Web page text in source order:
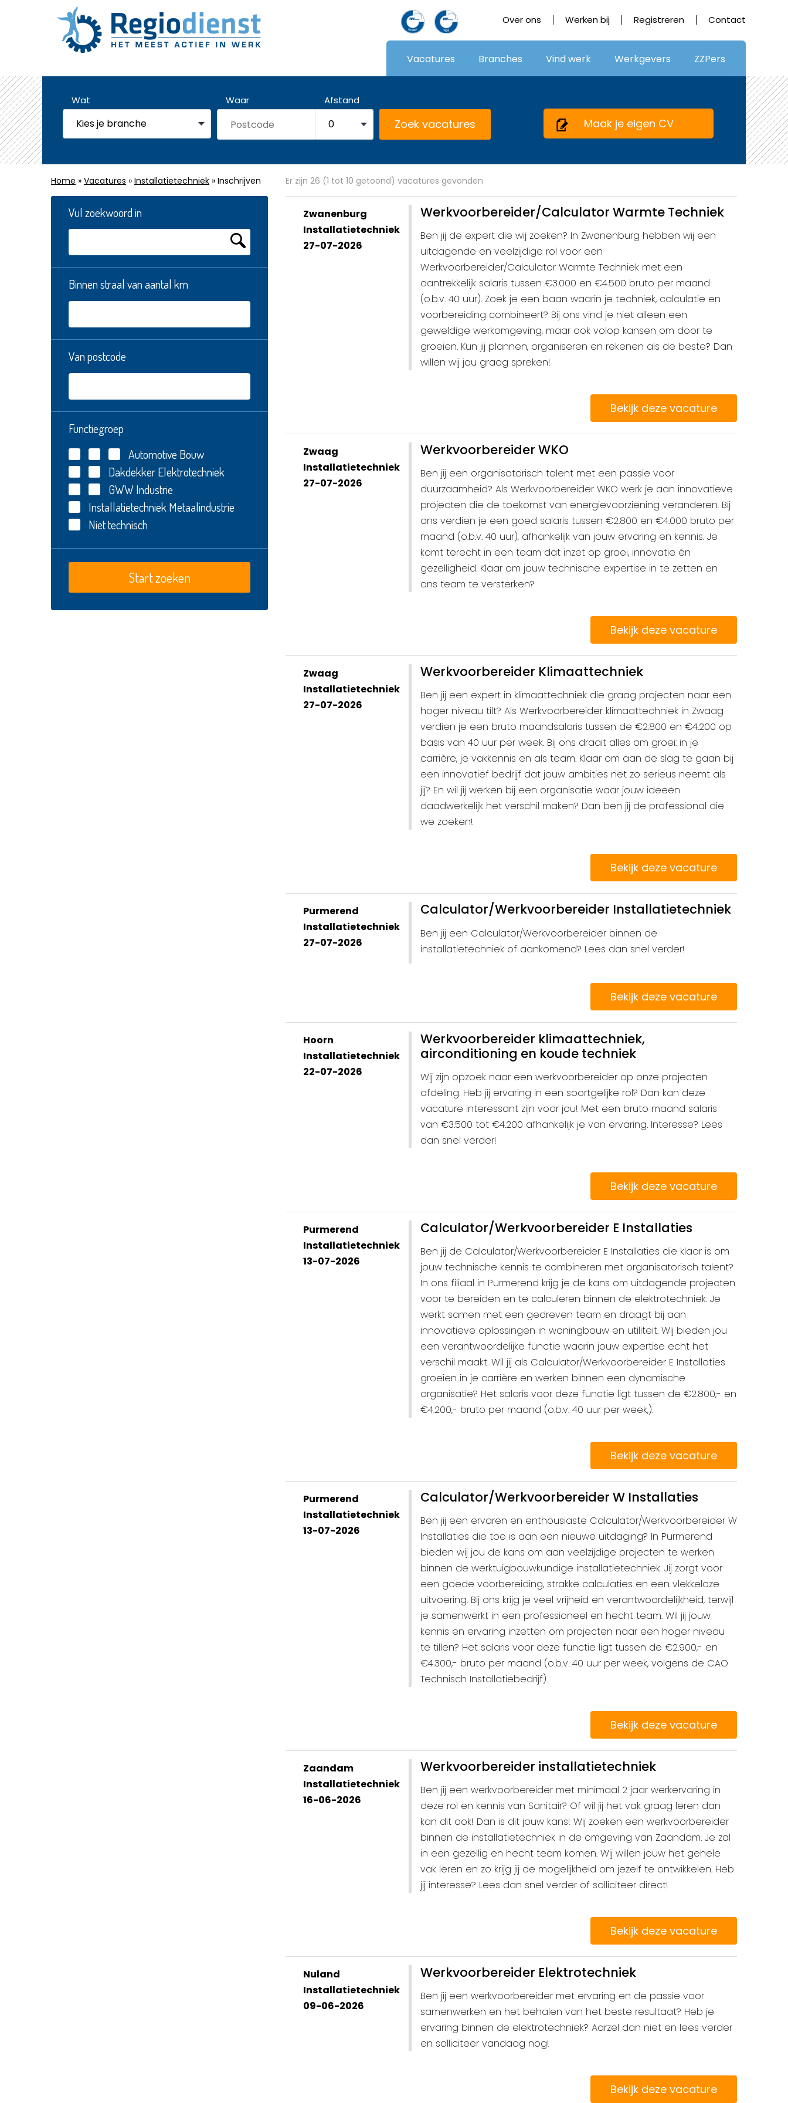
Over ons Werken bij Registreren Contact
Vacatures Branches Vind werk Werkgevers ZZPers
Wat Waar Afstand
Maak je eigen CV
Home » Vacatures » Installatietechniek » Inschrijven Er zijn 26 (1 tot 10 getoond) vacatures gevonden
Vul zoekwoord in
Binnen straal van aantal km
Van postcode
Functiegroep
Automotive Bouw
DakdekkerElektrotechniek
GWWIndustrie
Installatietechniek Metaalindustrie
Niet technisch
Zwanenburg
Installatietechniek
27-07-2026
Werkvoorbereider/Calculator Warmte Techniek
Ben jij de expert die wij zoeken? In Zwanenburg hebben wij een
uitdagende en veelzijdige rol voor een
Werkvoorbereider/Calculator Warmte Techniek met een
aantrekkelijk salaris tussen €3.000 en €4.500 bruto per maand
(o.b.v. 40 uur). Zoek je een baan waarin je techniek, calculatie en
voorbereiding combineert? Bij ons vind je niet alleen een
geweldige werkomgeving, maar ook volop kansen om door te
groeien. Kun jij plannen, organiseren en rekenen als de beste? Dan
willen wij jou graag spreken!
Bekijk deze vacature
Zwaag
Installatietechniek
27-07-2026
Werkvoorbereider WKO
Ben jij een organisatorisch talent met een passie voor
duurzaamheid? Als Werkvoorbereider WKO werk je aan innovatieve
projecten die de toekomst van energievoorziening veranderen. Bij
ons verdien je een goed salaris tussen €2.800 en €4.000 bruto per
maand (o.b.v. 40 uur), afhankelijk van jouw ervaring en kennis. Je
komt terecht in een team dat inzet op groei, innovatie én
gezelligheid. Klaar om jouw technische expertise in te zetten en
ons team te versterken?
Bekijk deze vacature
Zwaag
Installatietechniek
27-07-2026
Werkvoorbereider Klimaattechniek
Ben jij een expert in klimaattechniek die graag projecten naar een
hoger niveau tilt? Als Werkvoorbereider klimaattechniek in Zwaag
verdien je een bruto maandsalaris tussen de €2.800 en €4.200 op
basis van 40 uur per week. Bij ons draait alles om groei: in je
carrière, je vakkennis en als team. Klaar om aan de slag te gaan bij
een innovatief bedrijf dat jouw ambities net zo serieus neemt als
jij? En wil jij werken bij een organisatie waar jouw ideeën
daadwerkelijk het verschil maken? Dan ben jij de professional die
we zoeken!
Bekijk deze vacature
Purmerend
Installatietechniek
27-07-2026
Calculator/Werkvoorbereider Installatietechniek
Ben jij een Calculator/Werkvoorbereider binnen de
installatietechniek of aankomend? Lees dan snel verder!
Bekijk deze vacature
Hoorn
Installatietechniek
22-07-2026
Werkvoorbereider klimaattechniek,
airconditioning en koude techniek
Wij zijn opzoek naar een werkvoorbereider op onze projecten
afdeling. Heb jij ervaring in een soortgelijke rol? Dan kan deze
vacature interessant zijn voor jou! Met een bruto maand salaris
van €3.500 tot €4.200 afhankelijk je van ervaring. Interesse? Lees
dan snel verder!
Bekijk deze vacature
Purmerend
Installatietechniek
13-07-2026
Calculator/Werkvoorbereider E Installaties
Ben jij de Calculator/Werkvoorbereider E Installaties die klaar is om
jouw technische kennis te combineren met organisatorisch talent?
In ons filiaal in Purmerend krijg je de kans om uitdagende projecten
voor te bereiden en te calculeren binnen de elektrotechniek. Je
werkt samen met een gedreven team en draagt bij aan
innovatieve oplossingen in woningbouw en utiliteit. Wij bieden jou
een verantwoordelijke functie waarin jouw expertise echt het
verschil maakt. Wil jij als Calculator/Werkvoorbereider E Installaties
groeien in je carrière en werken binnen een dynamische
organisatie? Het salaris voor deze functie ligt tussen de €2.800,- en
€4.200,- bruto per maand (o.b.v. 40 uur per week,).
Bekijk deze vacature
Purmerend
Installatietechniek
13-07-2026
Calculator/Werkvoorbereider W Installaties
Ben jij een ervaren en enthousiaste Calculator/Werkvoorbereider W
Installaties die toe is aan een nieuwe uitdaging? In Purmerend
bieden wij jou de kans om aan veelzijdige projecten te werken
binnen de werktuigbouwkundige installatietechniek. Jij zorgt voor
een goede voorbereiding, strakke calculaties en een vlekkeloze
uitvoering. Bij ons krijg je veel vrijheid en verantwoordelijkheid, terwijl
je samenwerkt in een professioneel en hecht team. Wil jij jouw
kennis en ervaring inzetten om projecten naar een hoger niveau
te tillen? Het salaris voor deze functie ligt tussen de €2.900,- en
€4.300,- bruto per maand (o.b.v. 40 uur per week, volgens de CAO
Technisch Installatiebedrijf).
Bekijk deze vacature
Zaandam
Installatietechniek
16-06-2026
Werkvoorbereider installatietechniek
Ben jij een werkvoorbereider met minimaal 2 jaar werkervaring in
deze rol en kennis van Sanitair? Of wil jij het vak graag leren dan
kan dit ook! Dan is dit jouw kans! Wij zoeken een werkvoorbereider
binnen de installatietechniek in de omgeving van Zaandam. Je zal
in een gezellig en hecht team komen. Wij willen jouw het gehele
vak leren en zo krijg jij de mogelijkheid om jezelf te ontwikkelen. Heb
jij interesse? Lees dan snel verder of solliciteer direct!
Bekijk deze vacature
Nuland
Installatietechniek
09-06-2026
Werkvoorbereider Elektrotechniek
Ben jij een werkvoorbereider met ervaring en de passie voor
samenwerken en het behalen van het beste resultaat? Heb je
ervaring binnen de elektrotechniek? Aarzel dan niet en lees verder
en solliciteer vandaag nog!
Bekijk deze vacature